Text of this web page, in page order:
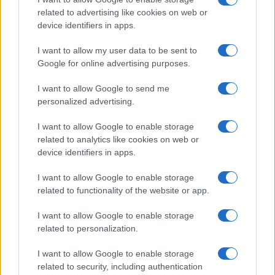
related to advertising like cookies on web or
device identifiers in apps.
I want to allow my user data to be sent to
Google for online advertising purposes.
I want to allow Google to send me
personalized advertising.
I want to allow Google to enable storage
related to analytics like cookies on web or
device identifiers in apps.
I want to allow Google to enable storage
related to functionality of the website or app.
I want to allow Google to enable storage
related to personalization.
I want to allow Google to enable storage
related to security, including authentication
Penso proprio di sì. Anche su questo, bisogna
notare una gigantesca ipocrisia della politica. Le
esigenze di custodia cautelare vanno sempre
ponderate con attenzione. Capisco gli abusi di chi
pendolo è tutto dalla parte della magistratura con
il massimo del consenso dell’opinione pubblica e
dei giornali.
In questa condizione le guarentigie servono,
perché è impossibile non nutrire una certa
preoccupazione rispetto a talune inchieste. Non
tutti i magistrati sono scrupolosi e attenti come
Carlo Nordio a Venezia, sempre per restare al